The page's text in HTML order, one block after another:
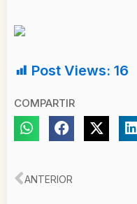
Post Views: 16
COMPARTIR
Ant
ANTERIOR